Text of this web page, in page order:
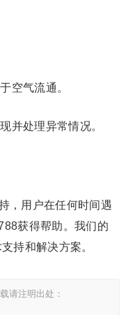
空气流通。
并处理异常情况。
，用户在任何时间遇
获得帮助。我们的
持和解决方案。
请注明出处：